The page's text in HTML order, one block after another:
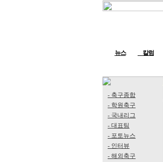
뉴스 칼럼
- 축구종합
- 학원축구
- 국내리그
- 대표팀
- 포토뉴스
- 인터뷰
- 해외축구